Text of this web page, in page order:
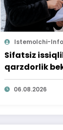
Istemolchi-Info
Sifatsiz
qarzdorlik
06.08.2026